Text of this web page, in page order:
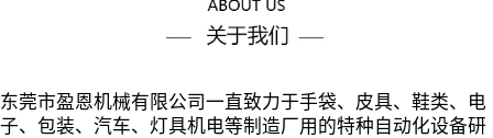
东莞市盈恩机械有限公司一直致力于手袋、皮具、鞋类、电
子、包装、汽车、灯具机电等制造厂用的特种自动化设备研